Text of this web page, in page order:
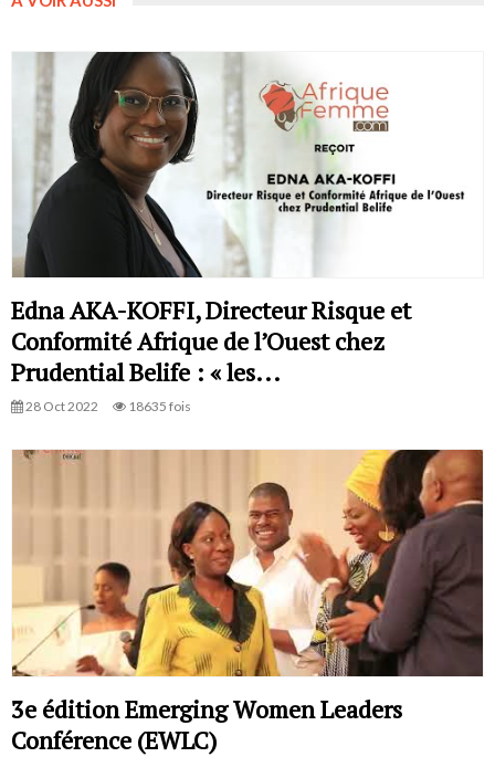
Edna AKA-KOFFI, Directeur Risque et
Conformité Afrique de l’Ouest chez
Prudential Belife : « les...
28 Oct 2022 18635 fois
3e édition Emerging Women Leaders
Conférence (EWLC)